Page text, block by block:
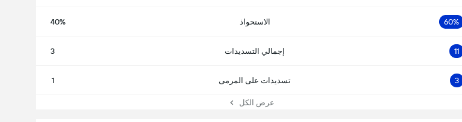
60% الاستحواذ 40%
11 إجمالي التسديدات 3
3 تسديدات على المرمى 1
عرض الكل